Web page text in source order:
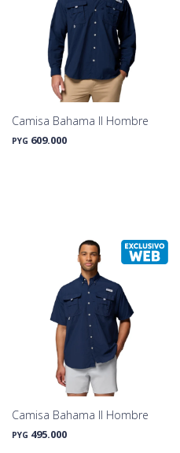
Camisa Bahama II Hombre
PYG 609.000
Camisa Bahama II Hombre
PYG 495.000